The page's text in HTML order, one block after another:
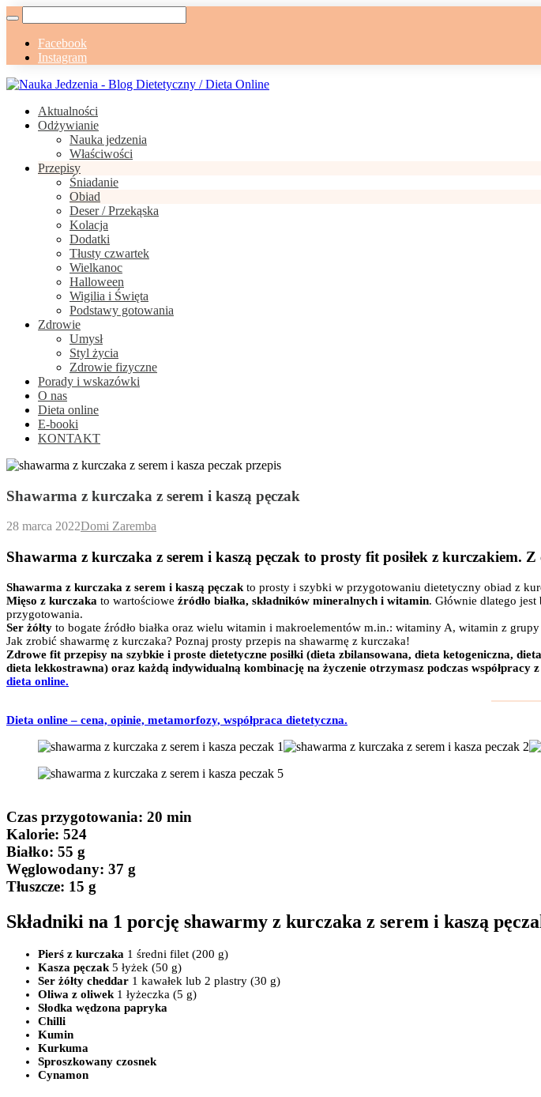
Facebook
Instagram
Aktualności
Odżywianie
Nauka jedzenia
Właściwości
Przepisy
Śniadanie
Obiad
Deser / Przekąska
Kolacja
Dodatki
Tłusty czwartek
Wielkanoc
Halloween
Wigilia i Święta
Podstawy gotowania
Zdrowie
Umysł
Styl życia
Zdrowie fizyczne
Porady i wskazówki
O nas
Dieta online
E-booki
KONTAKT
Shawarma z kurczaka z serem i kaszą pęczak
28 marca 2022Domi Zaremba
Shawarma z kurczaka z serem i kaszą pęczak to prosty fit posiłek z kurczakiem.
Shawarma z kurczaka z serem i kaszą pęczak to prosty i szybki w przygotowaniu dietetyczny obiad z
Mięso z kurczaka to wartościowe źródło białka, składników mineralnych i witamin. Głównie dlatego
przygotowania.
Ser żółty to bogate źródło białka oraz wielu witamin i makroelementów m.in.: witaminy A, witamin z
Jak zrobić shawarmę z kurczaka? Poznaj prosty przepis na shawarmę z kurczaka!
Zdrowe fit przepisy na szybkie i proste dietetyczne posiłki (dieta zbilansowana, dieta ketogeniczna,
dieta lekkostrawna) oraz każdą indywidualną kombinację na życzenie otrzymasz podczas
dieta online.
Dieta online – cena, opinie, metamorfozy, współpraca dietetyczna.
Czas przygotowania: 20 min
Kalorie: 524
Białko: 55 g
Węglowodany: 37 g
Tłuszcze: 15 g
Składniki na 1 porcję shawarmy z kurczaka z serem i kaszą
Pierś z kurczaka 1 średni filet (200 g)
Kasza pęczak5 łyżek (50 g)
Ser żółty cheddar 1 kawałek lub 2 plastry (30 g)
Oliwa z oliwek1 łyżeczka (5 g)
Słodka wędzona papryka
Chilli
Kumin
Kurkuma
Sproszkowany czosnek
Cynamon